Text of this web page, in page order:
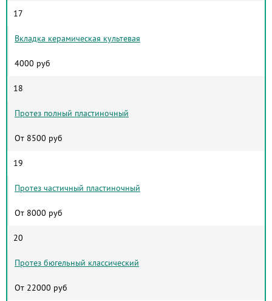
17
Вкладка керамическая культевая
4000 руб
18
Протез полный пластиночный
От 8500 руб
19
Протез частичный пластиночный
От 8000 руб
20
Протез бюгельный классический
От 22000 руб